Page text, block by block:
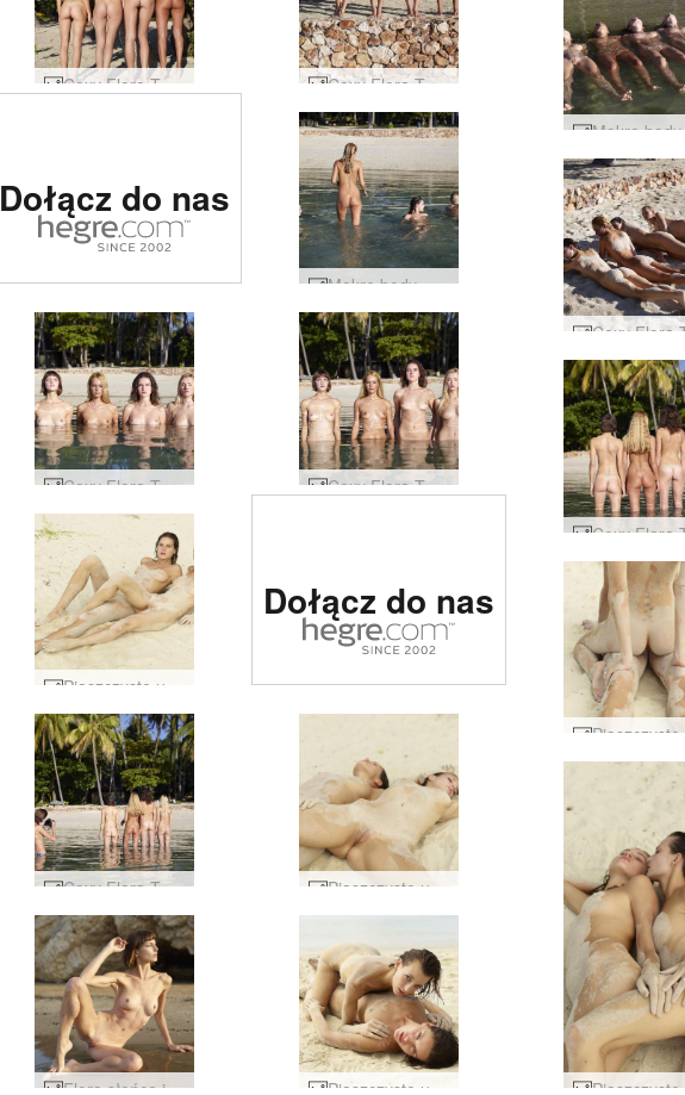
Coxy Flora Thea Zaika 4 divy #22
Coxy Flora Thea Zaika 4 divy #19
nr 1 na świecie
Dołącz do nas
Mokre body Coxy Flora Thea Zaika #4
Coxy Flora Thea Zaika 4 divy #59
Coxy Flora Thea Zaika 4 divy #50
nr 1 na świecie
Dołącz do nas
Coxy Flora Thea Zaika 4 divy #42 Piaszczyste uwodzenie Flory i Zaiki #29
Flora słońce i morze #45